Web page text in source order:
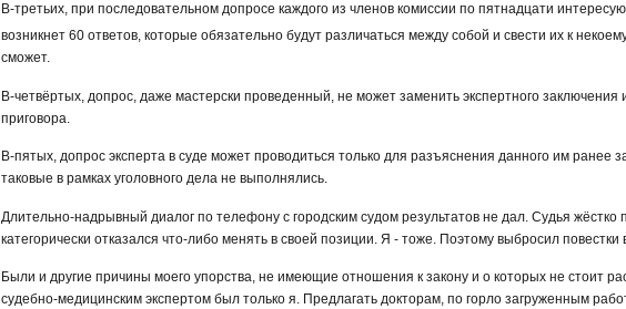
В-третьих, при последовательном допросе каждого из членов комиссии по пятнадцати
возникнет 60 ответов, которые обязательно будут различаться между собой и свести их к
сможет.
В-четвёртых, допрос, даже мастерски проведенный, не может заменить экспертного заключения
приговора.
В-пятых, допрос эксперта в суде может проводиться только для разъяснения данного им ранее
таковые в рамках уголовного дела не выполнялись.
Длительно-надрывный диалог по телефону с городским судом результатов не дал. Судья жёстко
категорически отказался что-либо менять в своей позиции. Я - тоже. Поэтому выбросил повестки
Были и другие причины моего упорства, не имеющие отношения к закону и о которых не стоит
судебно-медицинским экспертом был только я. Предлагать докторам, по горло загруженным